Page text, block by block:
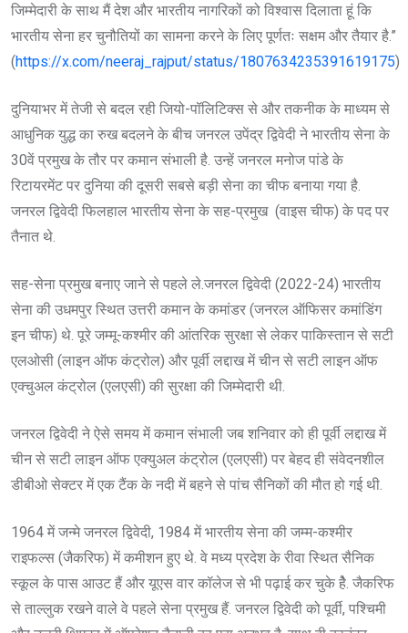
जिम्मेदारी के साथ मैं देश और भारतीय नागरिकों को विश्वास दिलाता हूं कि
भारतीय सेना हर चुनौतियों का सामना करने के लिए पूर्णतः सक्षम और तैयार है.”
(https://x.com/neeraj_rajput/status/1807634235391619175)
दुनियाभर में तेजी से बदल रही जियो-पॉलिटिक्स से और तकनीक के माध्यम से
आधुनिक युद्ध का रुख बदलने के बीच जनरल उपेंद्र द्विवेदी ने भारतीय सेना के
30वें प्रमुख के तौर पर कमान संभाली है. उन्हें जनरल मनोज पांडे के
रिटायरमेंट पर दुनिया की दूसरी सबसे बड़ी सेना का चीफ बनाया गया है.
जनरल द्विवेदी फिलहाल भारतीय सेना के सह-प्रमुख (वाइस चीफ) के पद पर
तैनात थे.
सह-सेना प्रमुख बनाए जाने से पहले ले.जनरल द्विवेदी (2022-24) भारतीय
सेना की उधमपुर स्थित उत्तरी कमान के कमांडर (जनरल ऑफिसर कमांडिंग
इन चीफ) थे. पूरे जम्मू-कश्मीर की आंतरिक सुरक्षा से लेकर पाकिस्तान से सटी
एलओसी (लाइन ऑफ कंट्रोल) और पूर्वी लद्दाख में चीन से सटी लाइन ऑफ
एक्चुअल कंट्रोल (एलएसी) की सुरक्षा की जिम्मेदारी थी.
जनरल द्विवेदी ने ऐसे समय में कमान संभाली जब शनिवार को ही पूर्वी लद्दाख में
चीन से सटी लाइन ऑफ एक्युअल कंट्रोल (एलएसी) पर बेहद ही संवेदनशील
डीबीओ सेक्टर में एक टैंक के नदी में बहने से पांच सैनिकों की मौत हो गई थी.
1964 में जन्मे जनरल द्विवेदी, 1984 में भारतीय सेना की जम्म-कश्मीर
राइफल्स (जैकरिफ) में कमीशन हुए थे. वे मध्य प्रदेश के रीवा स्थित सैनिक
स्कूल के पास आउट हैं और यूएस वार कॉलेज से भी पढ़ाई कर चुके हैे. जैकरिफ
से ताल्लुक रखने वाले वे पहले सेना प्रमुख हैं. जनरल द्विवेदी को पूर्वी, पश्चिमी